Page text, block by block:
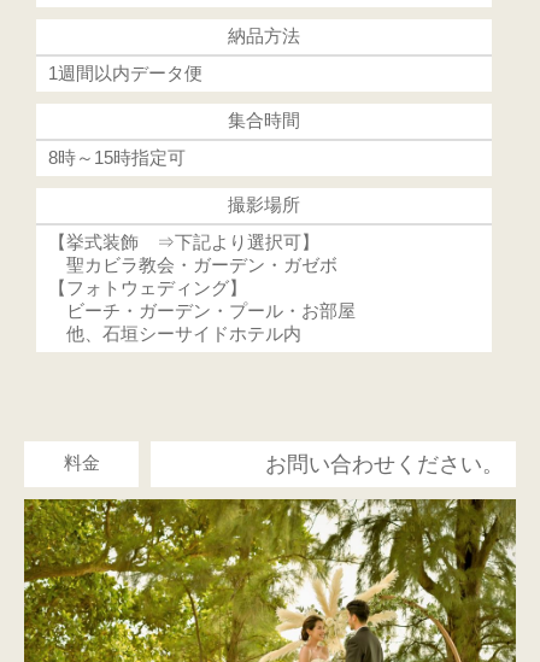
納品方法
1週間以内データ便
集合時間
8時～15時指定可
撮影場所
【挙式装飾 ⇒下記より選択可】
聖カビラ教会・ガーデン・ガゼボ
【フォトウェディング】
ビーチ・ガーデン・プール・お部屋
他、石垣シーサイドホテル内
料金 お問い合わせください。